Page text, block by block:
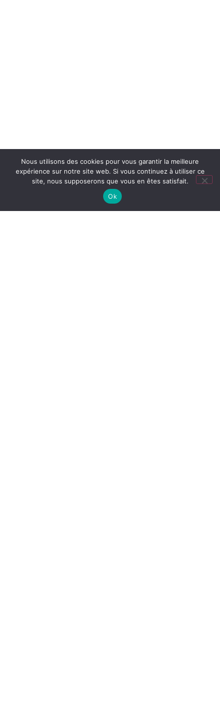
Nous utilisons des cookies pour vous garantir la meilleure
expérience sur notre site web. Si vous continuez à utiliser ce
site, nous supposerons que vous en êtes satisfait.
Ok